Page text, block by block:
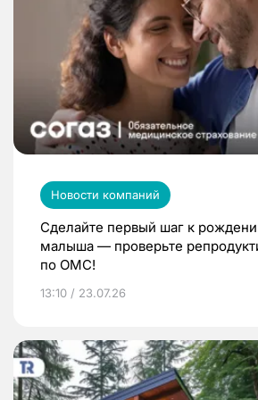
Новости компаний
Сделайте первый шаг к
малыша — проверьте
по ОМС!
13:10 / 23.07.26